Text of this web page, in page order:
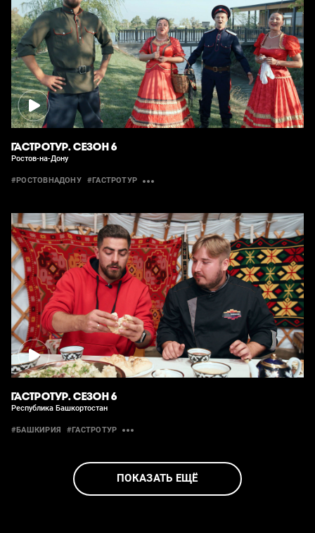
ГАСТРОТУР. СЕЗОН 6
Ростов-на-Дону
#РОСТОВНАДОНУ #ГАСТРОТУР
ГАСТРОТУР. СЕЗОН 6
Республика Башкортостан
#БАШКИРИЯ #ГАСТРОТУР
ПОКАЗАТЬ ЕЩЁ